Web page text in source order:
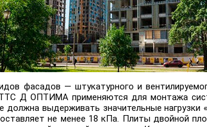
фасадов — штукатурного и
Д ОПТИМА применяются для монтажа
должна выдерживать значительные
не менее 18 кПа. Плиты двойной